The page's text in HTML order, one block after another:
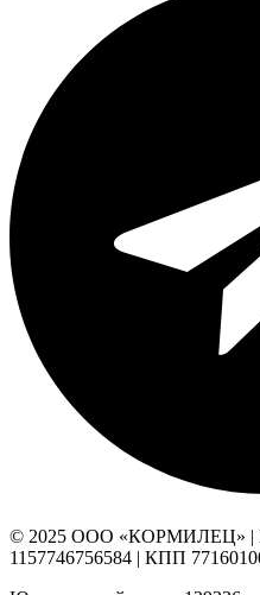
© 2025 ООО «КОРМИЛЕЦ» |
1157746756584 | КПП